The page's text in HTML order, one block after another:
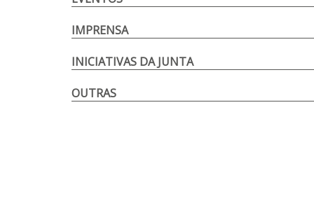
IMPRENSA
INICIATIVAS DA JUNTA
OUTRAS